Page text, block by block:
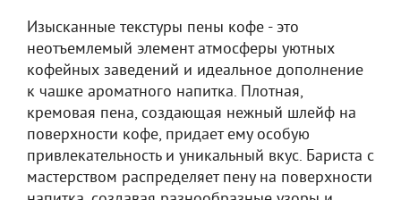
Изысканные текстуры пены кофе - это
неотъемлемый элемент атмосферы уютных
кофейных заведений и идеальное дополнение
к чашке ароматного напитка. Плотная,
кремовая пена, создающая нежный шлейф на
поверхности кофе, придает ему особую
привлекательность и уникальный вкус. Бариста с
мастерством распределяет пену на поверхности